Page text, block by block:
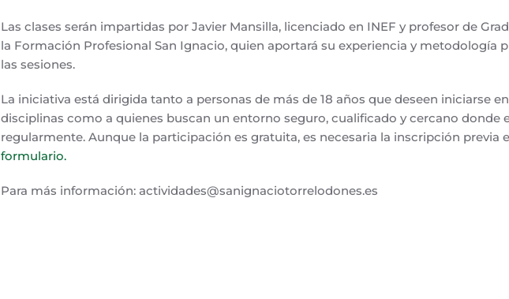
Las clases serán impartidas por Javier Mansilla, licenciado en INEF y profesor de
la Formación Profesional San Ignacio, quien aportará su experiencia y metodología
las sesiones.
La iniciativa está dirigida tanto a personas de más de 18 años que deseen iniciarse
disciplinas como a quienes buscan un entorno seguro, cualificado y cercano donde
regularmente. Aunque la participación es gratuita, es necesaria la inscripción previa
formulario.
Para más información: actividades@sanignaciotorrelodones.es